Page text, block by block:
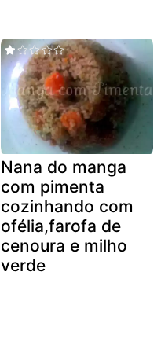
Nana do manga
com pimenta
cozinhando com
ofélia,farofa de
cenoura e milho
verde